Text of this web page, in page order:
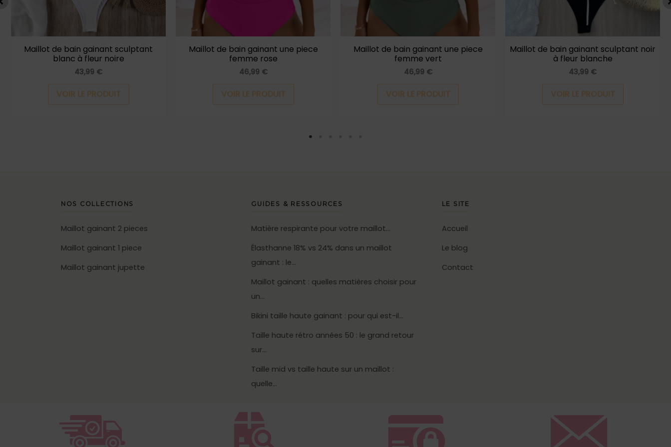
Maillot de bain gainant sculptant
blanc à fleur noire
43,99 €
VOIR LE PRODUIT
être
la
Maillot de bain gainant une piece
femme rose
46,99 €
VOIR LE PRODUIT
être
choisies
la
Maillot de bain gainant une piece
femme vert
46,99 €
VOIR LE PRODUIT
être
choisies
la
Maillot de bain gainant sculptant noir
à fleur blanche
43,99 €
VOIR LE PRODUIT
être
la
NOS COLLECTIONS
Maillot gainant 2 pieces
Maillot gainant 1 piece
Maillot gainant jupette
GUIDES & RESSOURCES
Matière respirante pour votre maillot…
Élasthanne 18% vs 24% dans un maillot
gainant : le…
Maillot gainant : quelles matières choisir pour
un…
Bikini taille haute gainant : pour qui est-il…
Taille haute rétro années 50 : le grand retour
sur…
Taille mid vs taille haute sur un maillot :
quelle…
LE SITE
Accueil
Le blog
Contact